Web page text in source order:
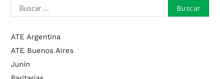
ATE Argentina
ATE Buenos Aires
Junín